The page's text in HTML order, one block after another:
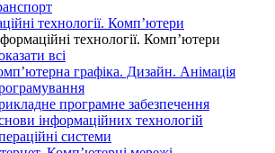
технології. Комп’ютери
технології. Комп’ютери
всі
графіка. Дизайн. Анімація
програмне забезпечення
інформаційних технологій
системи